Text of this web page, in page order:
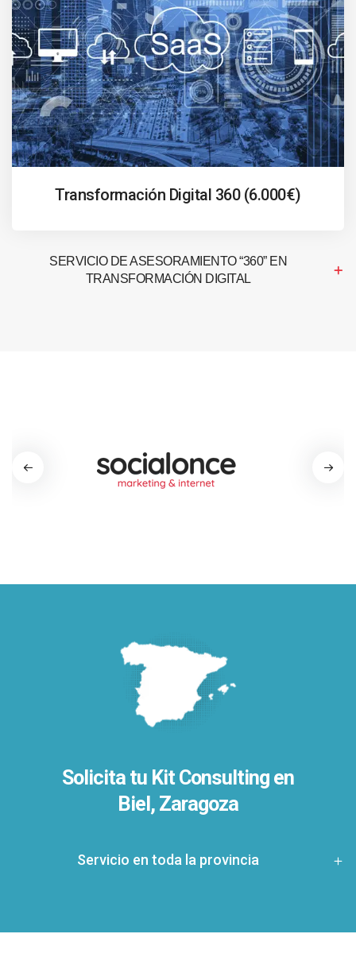
Transformación Digital 360 (6.000€)
SERVICIO DE ASESORAMIENTO “360” EN
TRANSFORMACIÓN DIGITAL
Solicita tu Kit Consulting en
Biel, Zaragoza
Servicio en toda la provincia